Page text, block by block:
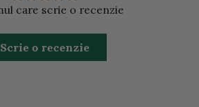
care scrie o recenzie
Scrie o recenzie